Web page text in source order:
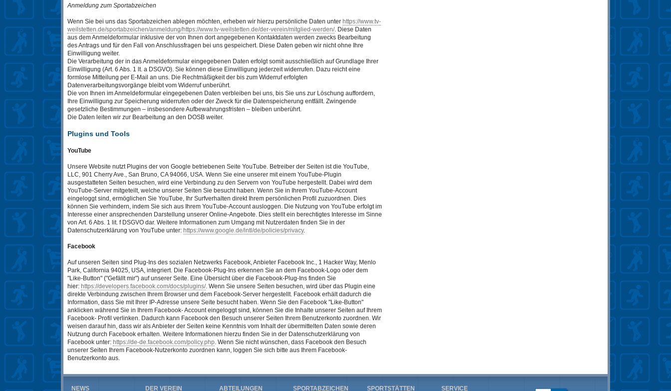
Anmeldung zum Sportabzeichen
Wenn Sie bei uns das Sportabzeichen ablegen möchten, erheben wir hierzu persönliche Daten unter https://www.tv-
weilstetten.de/sportabzeichen/anmeldung/https://www.tv-weilstetten.de/der-verein/mitglied-werden/. Diese Daten
aus dem Anmeldeformular inklusive der von Ihnen dort angegebenen Kontaktdaten werden zwecks Bearbeitung
des Antrags und für den Fall von Anschlussfragen bei uns gespeichert. Diese Daten geben wir nicht ohne Ihre
Einwilligung weiter.
Die Verarbeitung der in das Anmeldeformular eingegebenen Daten erfolgt somit ausschließlich auf Grundlage Ihrer
Einwilligung (Art. 6 Abs. 1 lt. a DSGVO). Sie können diese Einwilligung jederzeit widerrufen. Dazu reicht eine
formlose Mitteilung per E-Mail an uns. Die Rechtmäßigkeit der bis zum Widerruf erfolgten
Datenverarbeitungsvorgänge bleibt vom Widerruf unberührt.
Die von Ihnen im Anmeldeformular eingegebenen Daten verbleiben bei uns, bis Sie uns zur Löschung auffordern,
Ihre Einwilligung zur Speicherung widerrufen oder der Zweck für die Datenspeicherung entfällt. Zwingende
gesetzliche Bestimmungen – insbesondere Aufbewahrungsfristen – bleiben unberührt.
Die Daten leiten wir zur Bearbeitung an den DOSB weiter.
Plugins und Tools
YouTube
Unsere Website nutzt Plugins der von Google betriebenen Seite YouTube. Betreiber der Seiten ist die YouTube,
LLC, 901 Cherry Ave., San Bruno, CA 94066, USA. Wenn Sie eine unserer mit einem YouTube-Plugin
ausgestatteten Seiten besuchen, wird eine Verbindung zu den Servern von YouTube hergestellt. Dabei wird dem
YouTube-Server mitgeteilt, welche unserer Seiten Sie besucht haben. Wenn Sie in Ihrem YouTube-Account
eingeloggt sind, ermöglichen Sie YouTube, Ihr Surfverhalten direkt Ihrem persönlichen Profil zuzuordnen. Dies
können Sie verhindern, indem Sie sich aus Ihrem YouTube-Account ausloggen. Die Nutzung von YouTube erfolgt im
Interesse einer ansprechenden Darstellung unserer Online-Angebote. Dies stellt ein berechtigtes Interesse im Sinne
von Art. 6 Abs. 1 lit. f DSGVO dar. Weitere Informationen zum Umgang mit Nutzerdaten finden Sie in der
Datenschutzerklärung von YouTube unter: https://www.google.de/intl/de/policies/privacy.
Facebook
Auf unseren Seiten sind Plug-Ins des sozialen Netzwerks Facebook, Anbieter Facebook Inc., 1 Hacker Way, Menlo
Park, California 94025, USA, integriert. Die Facebook-Plug-Ins erkennen Sie an dem Facebook-Logo oder dem
"Like-Button" ("Gefällt mir") auf unserer Seite. Eine Übersicht über die Facebook-Plug-Ins finden Sie
hier: https://developers.facebook.com/docs/plugins/. Wenn Sie unsere Seiten besuchen, wird über das Plugin eine
direkte Verbindung zwischen Ihrem Browser und dem Facebook-Server hergestellt. Facebook erhält dadurch die
Information, dass Sie mit Ihrer IP-Adresse unsere Seite besucht haben. Wenn Sie den Facebook "Like-Button"
anklicken während Sie in Ihrem Facebook- Account eingeloggt sind, können Sie die Inhalte unserer Seiten auf Ihrem
Facebook- Profil verlinken. Dadurch kann Facebook den Besuch unserer Seiten Ihrem Benutzerkonto zuordnen. Wir
weisen darauf hin, dass wir als Anbieter der Seiten keine Kenntnis vom Inhalt der übermittelten Daten sowie deren
Nutzung durch Facebook erhalten. Weitere Informationen hierzu finden Sie in der Datenschutzerklärung von
Facebook unter: https://de-de.facebook.com/policy.php. Wenn Sie nicht wünschen, dass Facebook den Besuch
unserer Seiten Ihrem Facebook-Nutzerkonto zuordnen kann, loggen Sie sich bitte aus Ihrem Facebook-
Benutzerkonto aus.
NEWS DER VEREIN ABTEILUNGEN SPORTABZEICHEN SPORTSTÄTTEN SERVICE